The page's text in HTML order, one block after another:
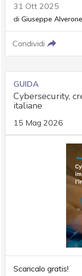
31 Ott 2025
di Giuseppe Alverone
Condividi
GUIDA
Cybersecurity,
italiane
15 Mag 2026
Scaricalo gratis!